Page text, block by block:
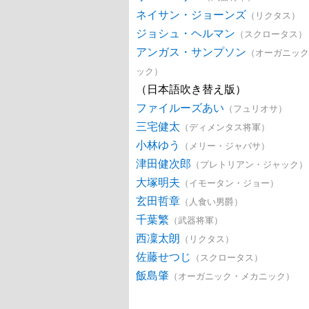
ネイサン・ジョーンズ （リクタス）
ジョシュ・ヘルマン （スクロータス）
アンガス・サンプソン （オーガニッ
ック）
（日本語吹き替え版）
ファイルーズあい （フュリオサ）
三宅健太 （ディメンタス将軍）
小林ゆう （メリー・ジャバサ）
津田健次郎 （プレトリアン・ジャック）
大塚明夫 （イモータン・ジョー）
玄田哲章 （人食い男爵）
千葉繁 （武器将軍）
西凜太朗 （リクタス）
佐藤せつじ （スクロータス）
飯島肇 （オーガニック・メカニック）